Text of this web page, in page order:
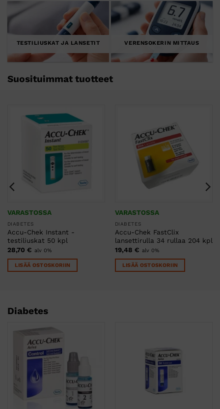
TESTILIUSKAT JA LANSETIT VERENSOKERIN MITTAUS
Suosituimmat tuotteet
VARASTOSSA
DIABETES
Accu-Chek Instant -
testiliuskat 50 kpl
28,70 € alv 0%
LISÄÄ OSTOSKORIIN
VARASTOSSA
DIABETES
Accu-Chek FastClix
lansettirulla 34 rullaa 204 kpl
19,48 € alv 0%
LISÄÄ OSTOSKORIIN
Diabetes